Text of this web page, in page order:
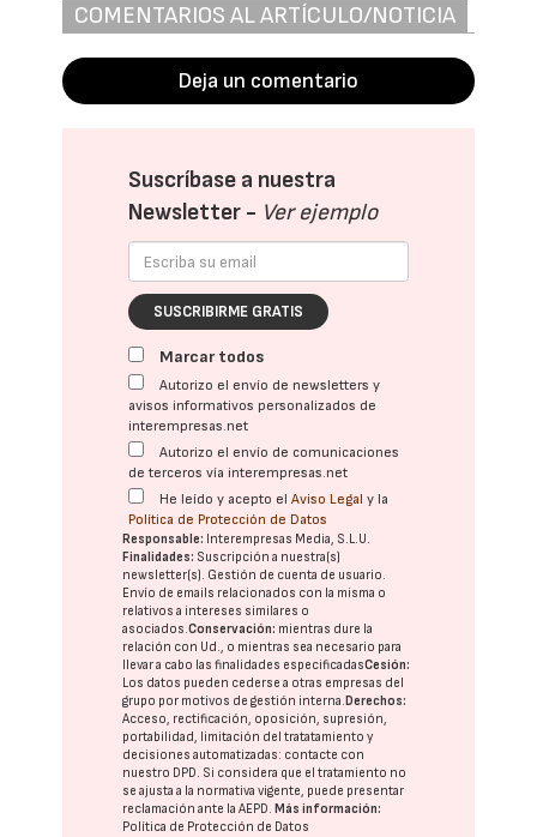
COMENTARIOS AL ARTÍCULO/NOTICIA
Deja un comentario
Suscríbase a nuestra
Newsletter - Ver ejemplo
SUSCRIBIRME GRATIS
Marcar todos
Autorizo el envío de newsletters y
avisos informativos personalizados de
interempresas.net
Autorizo el envío de comunicaciones
de terceros vía interempresas.net
He leído y acepto elAviso Legal y la
Política de Protección de Datos
Responsable: Interempresas Media, S.L.U.
Finalidades: Suscripción a nuestra(s)
newsletter(s). Gestión de cuenta de usuario.
Envío de emails relacionados con la misma o
relativos a intereses similares o
asociados.Conservación: mientras dure la
relación con Ud., o mientras sea necesario para
llevar a cabo las finalidades especificadasCesión:
Los datos pueden cederse a otras empresas del
grupo por motivos de gestión interna. Derechos:
Acceso, rectificación, oposición, supresión,
portabilidad, limitación del tratatamiento y
decisiones automatizadas: contacte con
nuestro DPD. Si considera que el tratamiento no
se ajusta a la normativa vigente, puede presentar
reclamación ante laAEPD. Más información:
Política de Protección de Datos